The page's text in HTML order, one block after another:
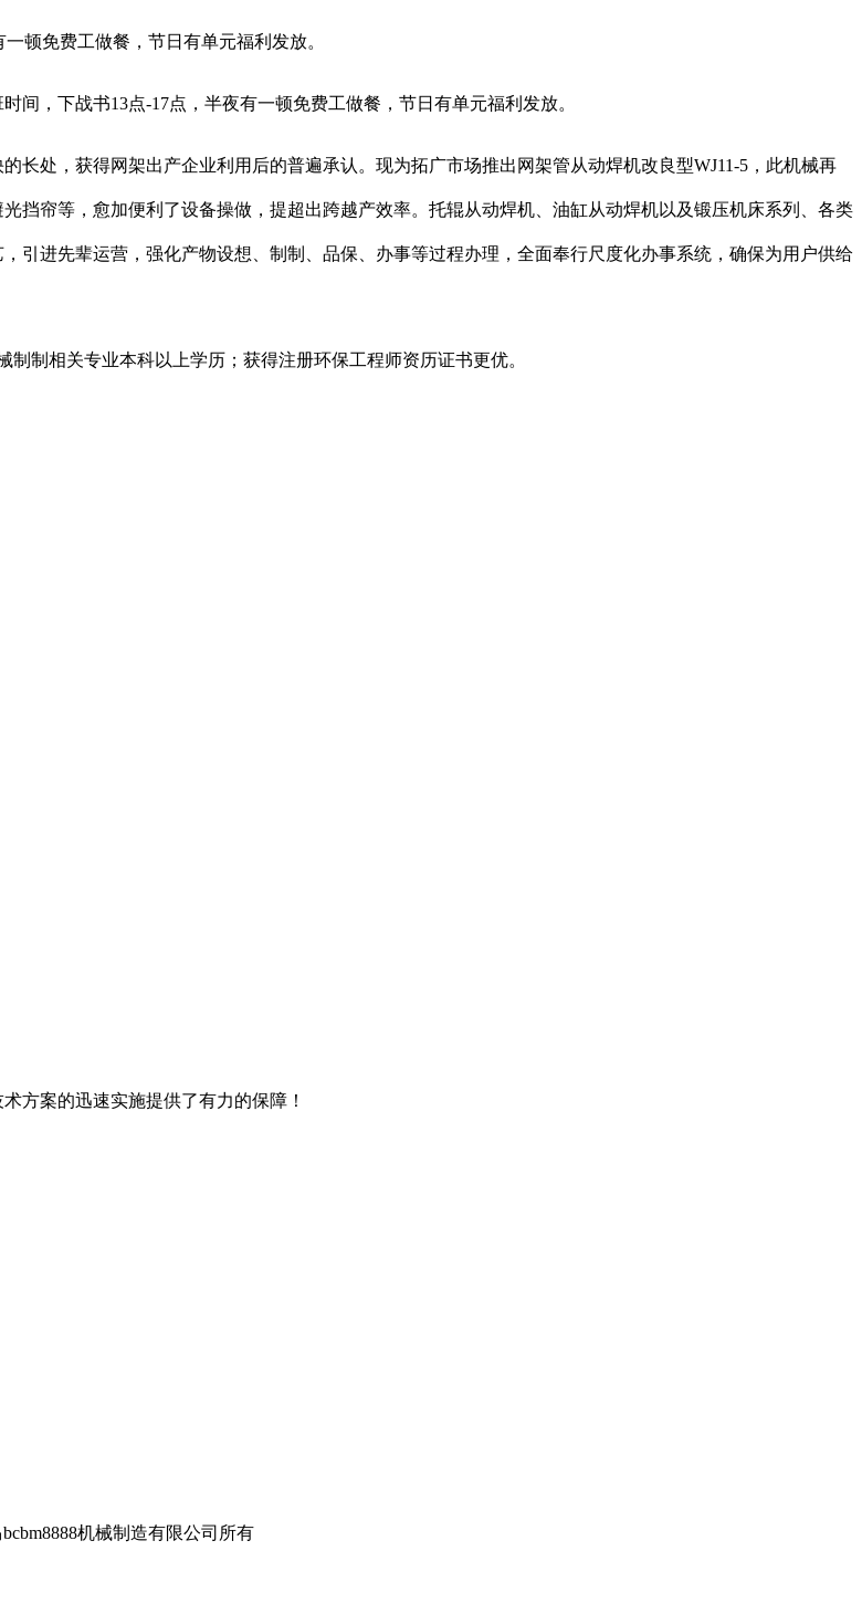
顿免费工做餐，节日有单元福利发放。
，下战书13点-17点，半夜有一顿免费工做餐，节日有单元福利发放。
处，获得网架出产企业利用后的普遍承认。现为拓广市场推出网架管从动焊机改良型WJ11-5，此机械再
挡帘等，愈加便利了设备操做，提超出跨越产效率。托辊从动焊机、油缸从动焊机以及锻压机床系列、各类
引进先辈运营，强化产物设想、制制、品保、办事等过程办理，全面奉行尺度化办事系统，确保为用户供给
相关专业本科以上学历；获得注册环保工程师资历证书更优。
方案的迅速实施提供了有力的保障！
机械制造有限公司所有